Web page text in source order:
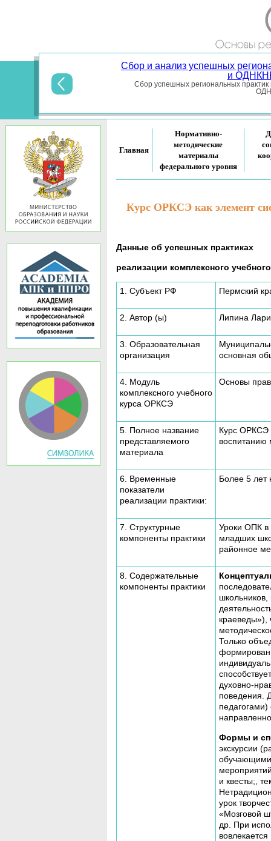
Сбор и анализ успешных
и
Сбор успешных региональных
Главная
Нормативно-
методические
материалы
федерального уровня
Курс ОРКСЭ как элемент
Данные об успешных практиках
реализации комплексного
1. Субъект РФ Пермский
2. Автор (ы) Липина
3. Образовательная
организация
основная
4. Модуль
комплексного учебного
курса ОРКСЭ
Основы
5. Полное название
представляемого
материала
Курс ОРКСЭ
воспитанию
6. Временные
показатели
реализации практики:
Более 5 лет
7. Структурные
компоненты практики
Уроки ОПК в
младших
районное
8. Содержательные
компоненты практики
школьников,
краеведы»),
Только
духовно-
поведения.
педагогами)
Формы и
экскурсии
и квесты;,
урок
«Мозговой
др. При